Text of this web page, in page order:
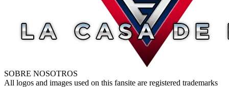
SOBRE NOSOTROS
All logos and images used on this fansite are registered trademarks